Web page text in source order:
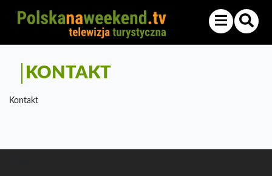
KONTAKT
Kontakt